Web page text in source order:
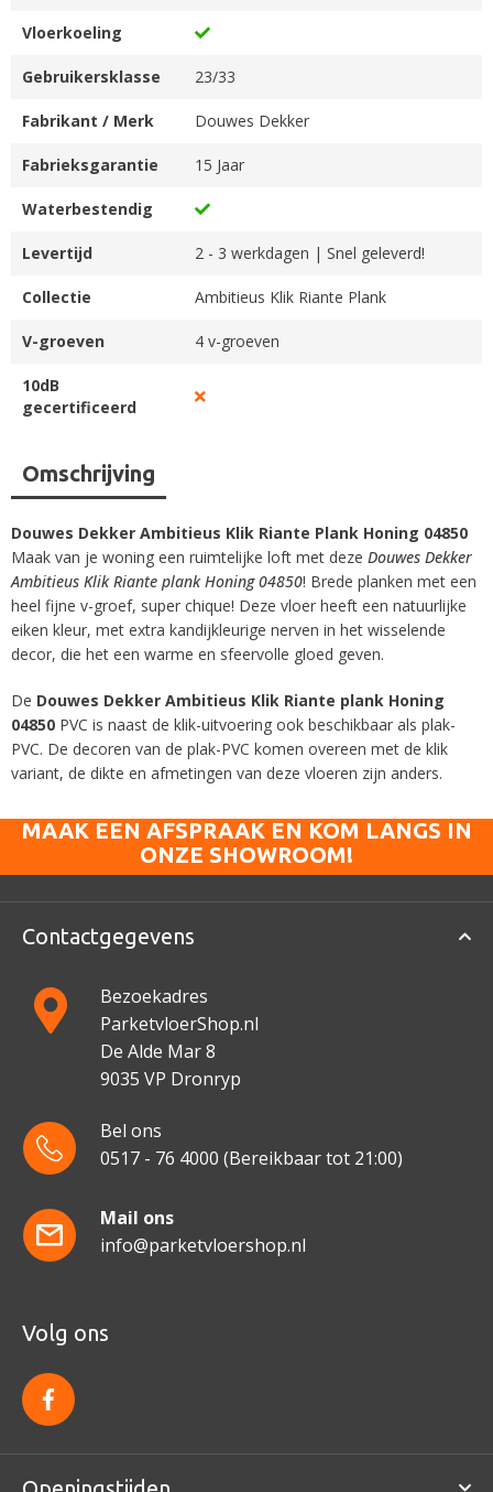
Omschrijving
Douwes Dekker Ambitieus Klik Riante Plank Honing 04850
Maak van je woning een ruimtelijke loft met deze Douwes Dekker
Ambitieus Klik Riante plank Honing 04850! Brede planken met een
heel fijne v-groef, super chique! Deze vloer heeft een natuurlijke
eiken kleur, met extra kandijkleurige nerven in het wisselende
decor, die het een warme en sfeervolle gloed geven.
De Douwes Dekker Ambitieus Klik Riante plank Honing
04850 PVC is naast de klik-uitvoering ook beschikbaar als plak-
PVC. De decoren van de plak-PVC komen overeen met de klik
variant, de dikte en afmetingen van deze vloeren zijn anders.
Vloerkoeling
Gebruikersklasse 23/33
Fabrikant / Merk Douwes Dekker
Fabrieksgarantie 15 Jaar
Waterbestendig
Levertijd 2 - 3 werkdagen | Snel geleverd!
Collectie Ambitieus Klik Riante Plank
V-groeven 4 v-groeven
10dB
gecertificeerd
MAAK EEN AFSPRAAK EN KOM LANGS IN
ONZE SHOWROOM!
Contactgegevens
Bezoekadres
ParketvloerShop.nl
De Alde Mar 8
9035 VP Dronryp
Bel ons
0517 - 76 4000 (Bereikbaar tot 21:00)
Mail ons
info@parketvloershop.nl
Volg ons
f
a
c
e
o